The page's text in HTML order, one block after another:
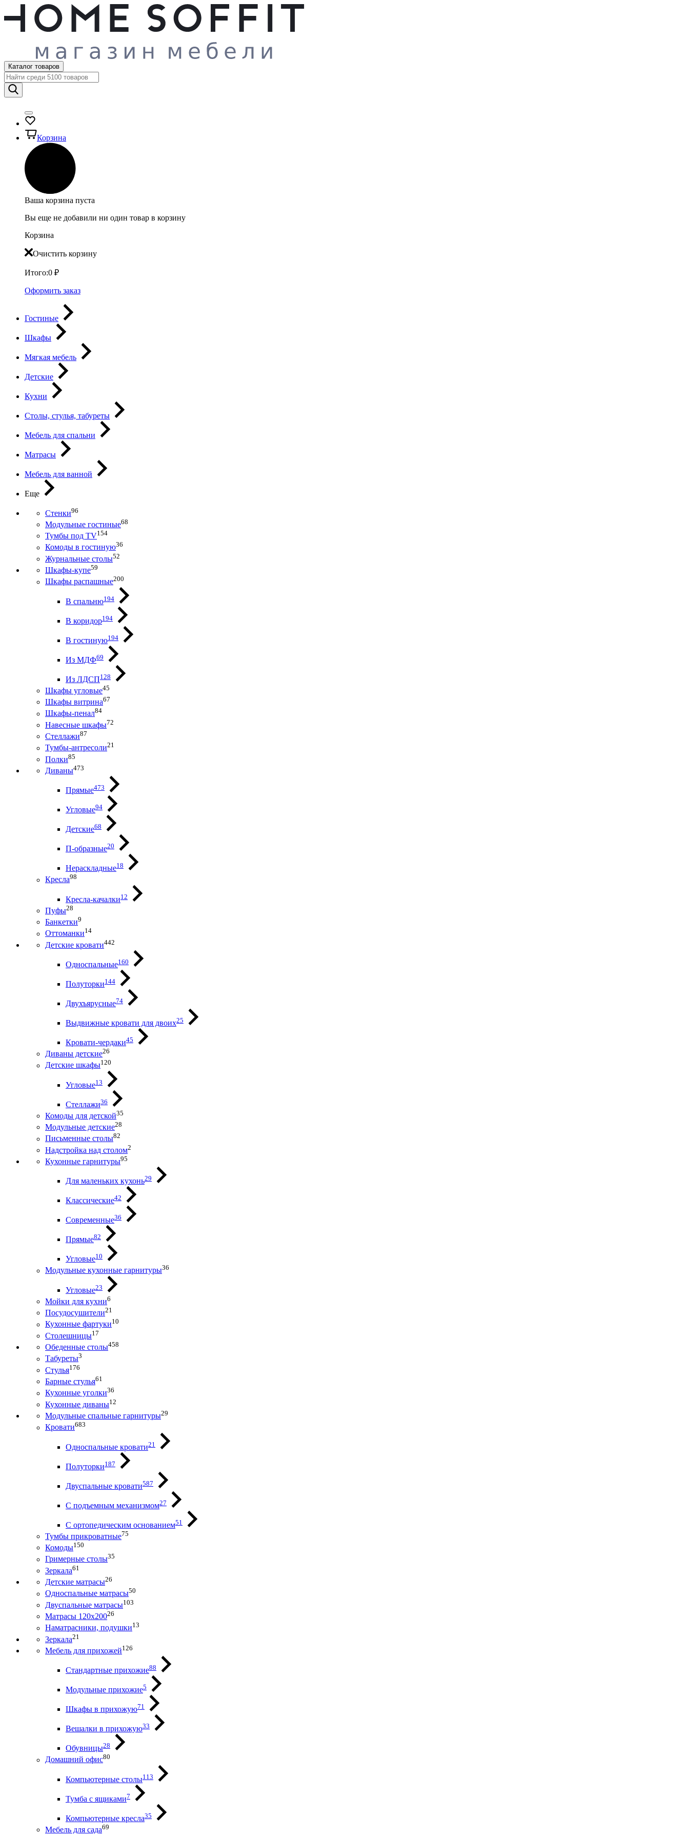
Каталог товаров
Корзина
Ваша корзина пуста
Вы еще не добавили ни один товар в корзину
Корзина
Очистить корзину
Итого:0 ₽
Оформить заказ
Гостиные
Шкафы
Мягкая мебель
Детские
Кухни
Столы, стулья, табуреты
Мебель для спальни
Матрасы
Мебель для ванной
Еще
Стенки96
Модульные гостиные68
Тумбы под ТV154
Комоды в гостиную36
Журнальные столы52
Шкафы-купе59
Шкафы распашные200
В спальню194
В коридор194
В гостиную194
Из МДФ69
Из ЛДСП128
Шкафы угловые45
Шкафы витрина67
Шкафы-пенал84
Навесные шкафы72
Стеллажи87
Тумбы-антресоли21
Полки85
Диваны473
Прямые473
Угловые94
Детские68
П-образные20
Нераскладные18
Кресла98
Кресла-качалки12
Пуфы28
Банкетки9
Оттоманки14
Детские кровати442
Односпальные160
Полуторки144
Двухъярусные74
Выдвижные кровати для двоих25
Кровати-чердаки45
Диваны детские26
Детские шкафы120
Угловые13
Стеллажи36
Комоды для детской35
Модульные детские28
Письменные столы82
Надстройка над столом2
Кухонные гарнитуры95
Для маленьких кухонь29
Классические42
Современные36
Прямые82
Угловые10
Модульные кухонные гарнитуры36
Угловые23
Мойки для кухни6
Посудосушители21
Кухонные фартуки10
Столешницы17
Обеденные столы458
Табуреты3
Стулья176
Барные стулья61
Кухонные уголки36
Кухонные диваны12
Модульные спальные гарнитуры29
Кровати683
Односпальные кровати21
Полуторки187
Двуспальные кровати587
С подъемным механизмом27
С ортопедическим основанием51
Тумбы прикроватные75
Комоды150
Гримерные столы35
Зеркала61
Детские матрасы26
Односпальные матрасы50
Двуспальные матрасы103
Матрасы 120х20026
Наматрасники, подушки13
Зеркала21
Мебель для прихожей126
Стандартные прихожие88
Модульные прихожие5
Шкафы в прихожую71
Вешалки в прихожую33
Обувницы28
Домашний офис80
Компьютерные столы113
Тумба с ящиками7
Компьютерные кресла35
Мебель для сада69